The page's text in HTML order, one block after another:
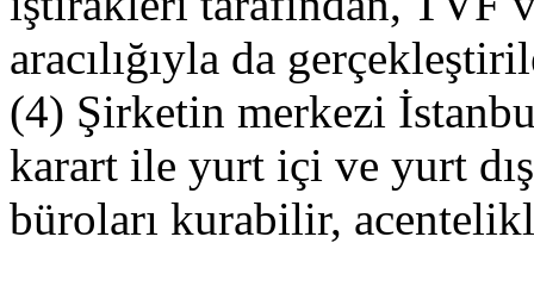
aracılığıyla da
(4) Şirketin merkezi
karart ile yurt içi ve yurt
büroları kurabilir,